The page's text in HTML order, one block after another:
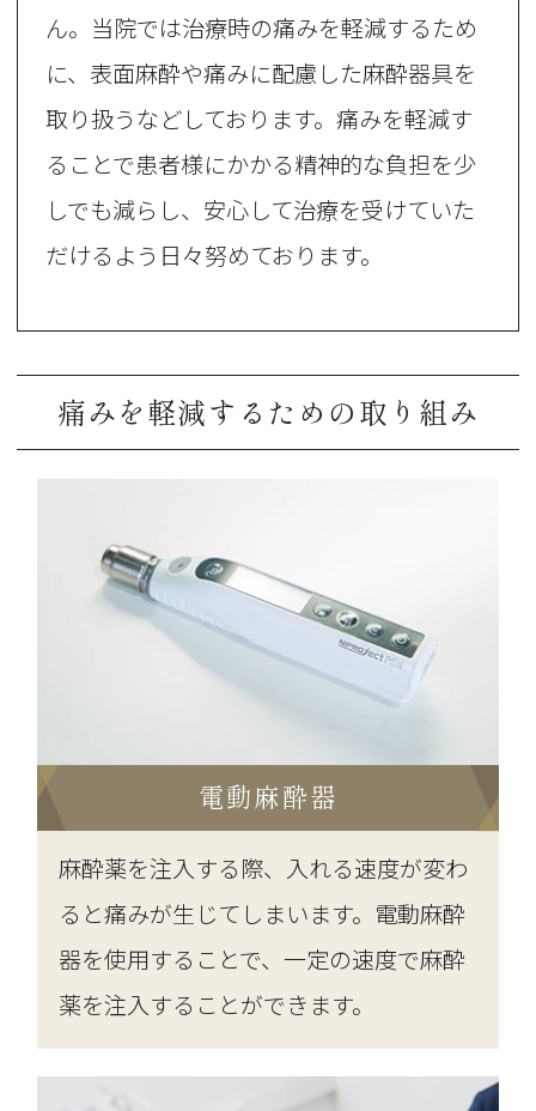
ん。当院では治療時の痛みを軽減するため
に、表面麻酔や痛みに配慮した麻酔器具を
取り扱うなどしております。痛みを軽減す
ることで患者様にかかる精神的な負担を少
しでも減らし、安心して治療を受けていた
だけるよう日々努めております。
痛みを軽減するための取り組み
電動麻酔器
麻酔薬を注入する際、入れる速度が変わ
ると痛みが生じてしまいます。電動麻酔
器を使用することで、一定の速度で麻酔
薬を注入することができます。